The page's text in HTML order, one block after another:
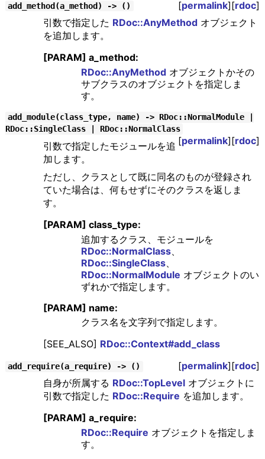
add_method(a_method) -> () [permalink][rdoc]
引数で指定した RDoc::AnyMethodオブジェクト
を追加します。
[PARAM] a_method:
RDoc::AnyMethodオブジェクトかその
サブクラスのオブジェクトを指定しま
す。
add_module(class_type, name) -> RDoc::NormalModule |
RDoc::SingleClass | RDoc::NormalClass
[permalink][rdoc]
引数で指定したモジュールを追
加します。
ただし、クラスとして既に同名のものが登録され
ていた場合は、何もせずにそのクラスを返しま
す。
[PARAM] class_type:
追加するクラス、モジュールを
RDoc::NormalClass、
RDoc::SingleClass、
RDoc::NormalModule オブジェクトのい
ずれかで指定します。
[PARAM] name:
クラス名を文字列で指定します。
[SEE_ALSO] RDoc::Context#add_class
add_require(a_require) -> () [permalink][rdoc]
自身が所属する RDoc::TopLevelオブジェクトに
引数で指定した RDoc::Require を追加します。
[PARAM] a_require:
RDoc::Require オブジェクトを指定しま
す。